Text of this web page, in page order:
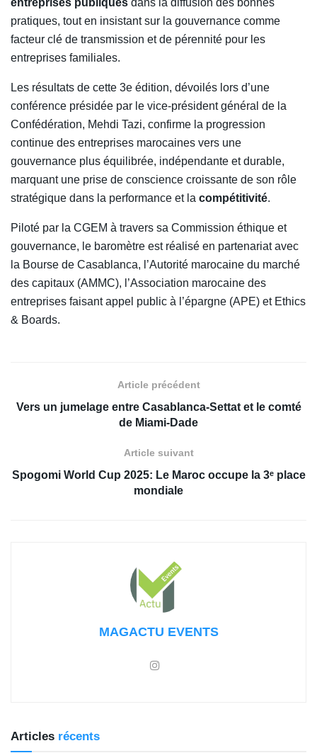
entreprises publiques dans la diffusion des bonnes
pratiques, tout en insistant sur la gouvernance comme
facteur clé de transmission et de pérennité pour les
entreprises familiales.
Les résultats de cette 3e édition, dévoilés lors d’une
conférence présidée par le vice-président général de la
Confédération, Mehdi Tazi, confirme la progression
continue des entreprises marocaines vers une
gouvernance plus équilibrée, indépendante et durable,
marquant une prise de conscience croissante de son rôle
stratégique dans la performance et la compétitivité.
Piloté par la CGEM à travers sa Commission éthique et
gouvernance, le baromètre est réalisé en partenariat avec
la Bourse de Casablanca, l’Autorité marocaine du marché
des capitaux (AMMC), l’Association marocaine des
entreprises faisant appel public à l’épargne (APE) et Ethics
& Boards.
Article précédent
Vers un jumelage entre Casablanca-Settat et le comté
de Miami-Dade
Article suivant
Spogomi World Cup 2025: Le Maroc occupe la 3ᵉ place
mondiale
MAGACTU EVENTS
Articles récents